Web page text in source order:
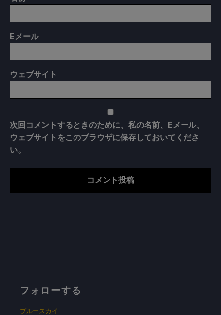
E メール
ウェブサイト
次回コメントするときのために、私の名前、Eメール、
ウェブサイトをこのブラウザに保存しておいてくださ
い。
フォローする
ブルースカイ